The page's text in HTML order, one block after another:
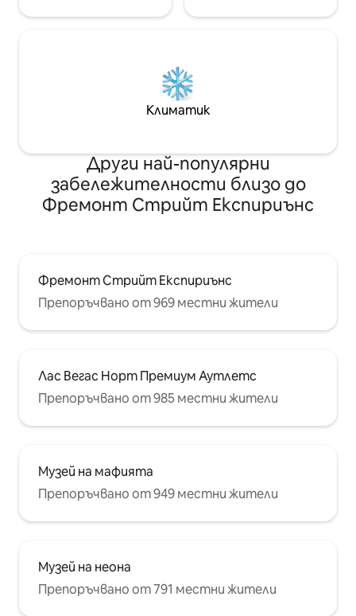
Климатик
Други най-популярни
забележителности близо до
Фремонт Стрийт Експириънс
Фремонт Стрийт Експириънс
Препоръчвано от 969 местни жители
Лас Вегас Норт Премиум Аутлетс
Препоръчвано от 985 местни жители
Музей на мафията
Препоръчвано от 949 местни жители
Музей на неона
Препоръчвано от 791 местни жители